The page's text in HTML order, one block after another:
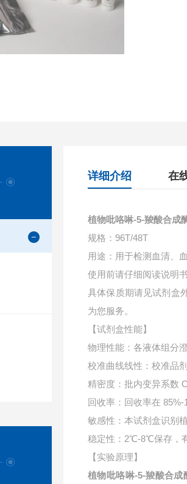
详细介绍 在
植物吡咯啉-5-羧酸合成
规格：96T/48T
用途：用于检测血清、
使用前请仔细阅读说明
具体保质期请见试剂盒
为您服务。
【试剂盒性能】
物理性能：各液体组分
校准曲线线性：校准品
精密度：批内变异系数
回收率：回收率在 85%-
敏感性：本试剂盒识别
稳定性：2℃-8℃保存，
【实验原理】
植物吡咯啉-5-羧酸合成